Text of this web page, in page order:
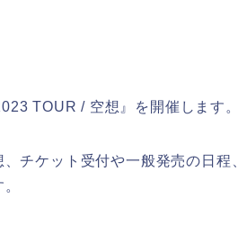
TOUR / 空想』を開催します。
チケット受付や一般発売の日程、